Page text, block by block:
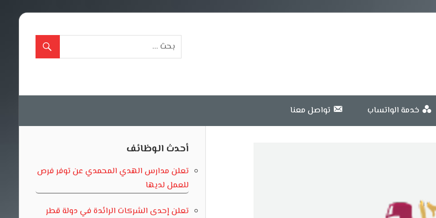
خدمة الواتساب تواصل معنا
أحدث الوظائف
تعلن مدارس الهدي المحمدي عن توفر فرص
للعمل لديها
تعلن إحدى الشركات الرائدة في دولة قطر